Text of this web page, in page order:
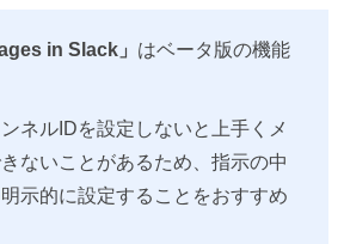
in Slack」 はベータ版の機能
ネルIDを設定しないと上手くメ
ないことがあるため、指示の中
示的に設定することをおすすめ